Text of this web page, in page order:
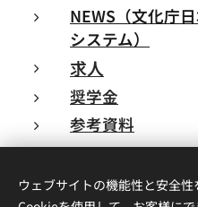
NEWS（文化庁
システム）
求人
奨学金
参考資料
リンク
ウェブサイトの機能性と安全